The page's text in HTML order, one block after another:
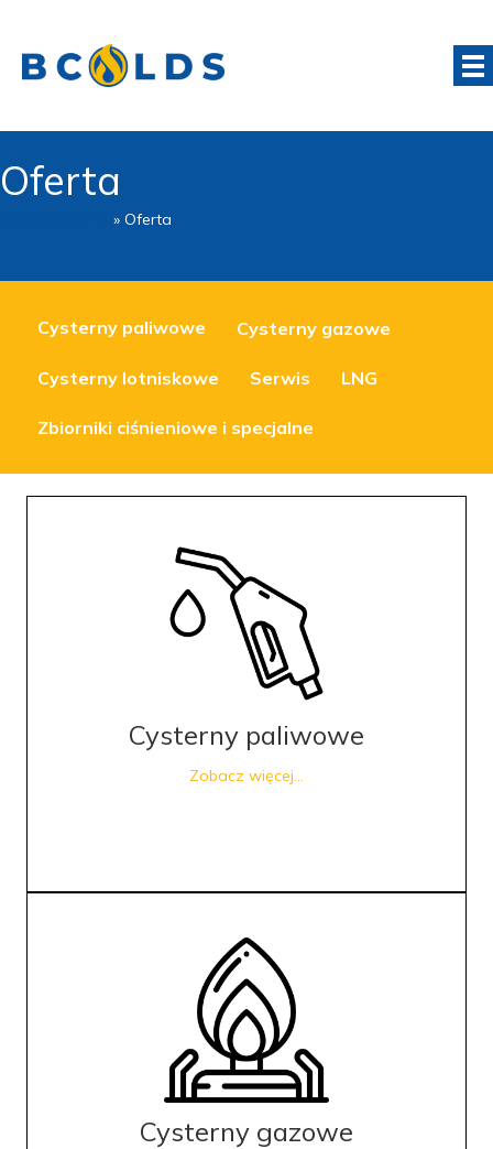
Oferta
» Oferta
Cysterny paliwowe Cysterny gazowe
Cysterny lotniskowe Serwis LNG
Zbiorniki ciśnieniowe i specjalne
Cysterny paliwowe
Zobacz więcej...
Cysterny gazowe